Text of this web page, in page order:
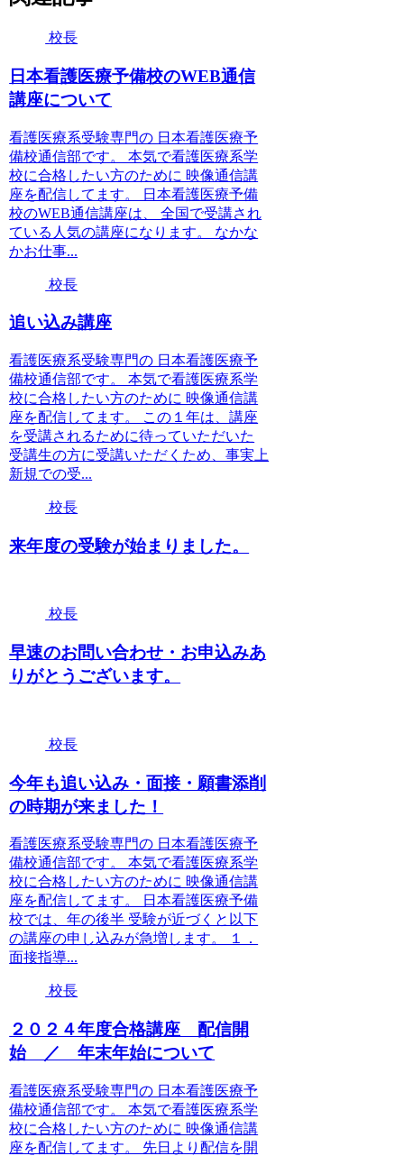
校長
日本看護医療予備校のWEB通信
講座について
看護医療系受験専門の 日本看護医療予
備校通信部です。 本気で看護医療系学
校に合格したい方のために 映像通信講
座を配信してます。 日本看護医療予備
校のWEB通信講座は、 全国で受講され
ている人気の講座になります。 なかな
かお仕事...
校長
追い込み講座
看護医療系受験専門の 日本看護医療予
備校通信部です。 本気で看護医療系学
校に合格したい方のために 映像通信講
座を配信してます。 この１年は、講座
を受講されるために待っていただいた
受講生の方に受講いただくため、事実上
新規での受...
校長
来年度の受験が始まりました。
校長
早速のお問い合わせ・お申込みあ
りがとうございます。
校長
今年も追い込み・面接・願書添削
の時期が来ました！
看護医療系受験専門の 日本看護医療予
備校通信部です。 本気で看護医療系学
校に合格したい方のために 映像通信講
座を配信してます。 日本看護医療予備
校では、年の後半 受験が近づくと以下
の講座の申し込みが急増します。 １．
面接指導...
校長
２０２４年度合格講座 配信開
始 ／ 年末年始について
看護医療系受験専門の 日本看護医療予
備校通信部です。 本気で看護医療系学
校に合格したい方のために 映像通信講
座を配信してます。 先日より配信を開